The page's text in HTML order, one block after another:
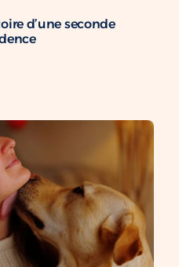
d’une seconde